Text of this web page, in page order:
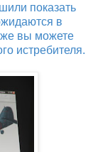
показать
в
вы можете
истребителя.